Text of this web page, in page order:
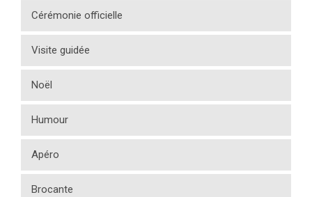
Cérémonie officielle
Visite guidée
Noël
Humour
Apéro
Brocante